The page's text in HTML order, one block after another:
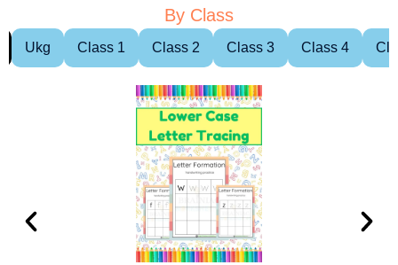
By Class
Ukg Class 1 Class 2 Class 3 Class 4